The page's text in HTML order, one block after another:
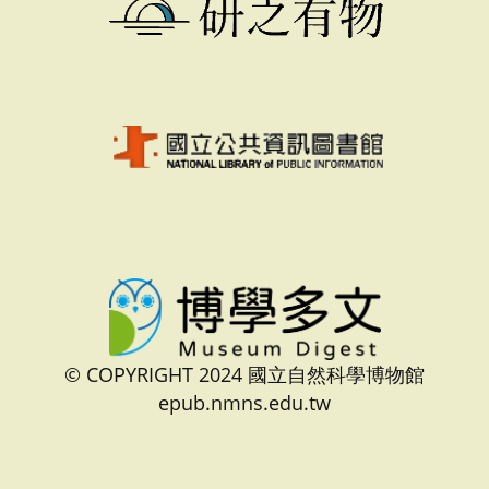
© COPYRIGHT 2024 國立自然科學博物館
epub.nmns.edu.tw